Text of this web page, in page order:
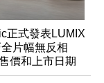
正式發表LUMIX
片幅無反相
價和上市日期